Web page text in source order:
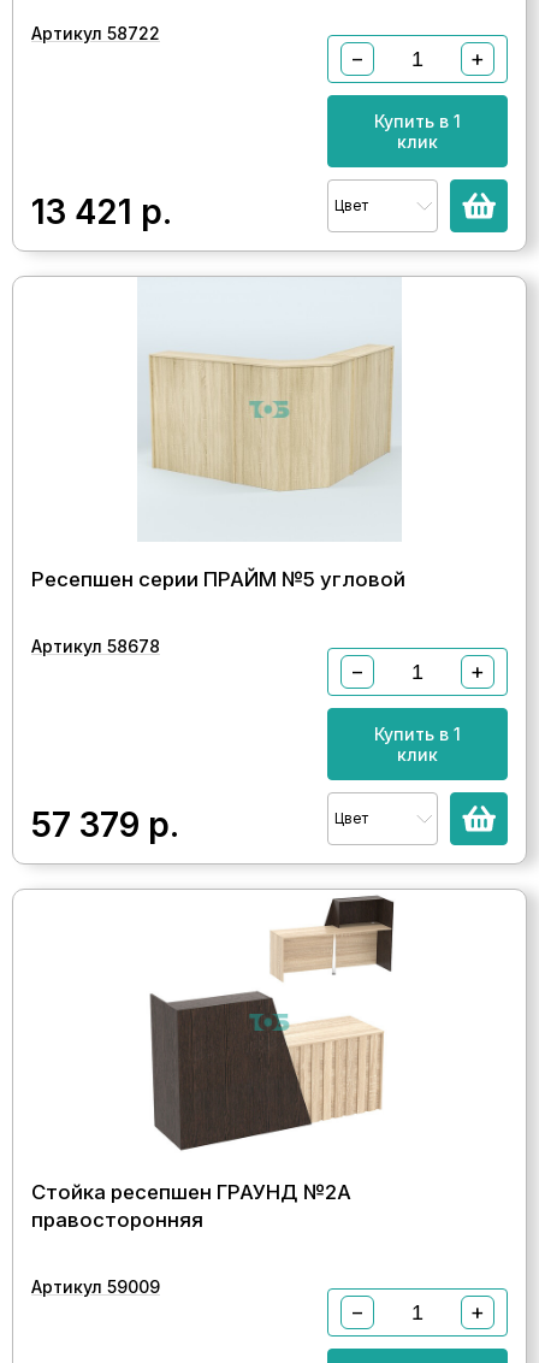
Артикул 58722
13 421 р.
− +
Купить в 1
клик
Цвет
Ресепшен серии ПРАЙМ №5 угловой
Артикул 58678
57 379 р.
− +
Купить в 1
клик
Цвет
Стойка ресепшен ГРАУНД №2А
правосторонняя
Артикул 59009
− +